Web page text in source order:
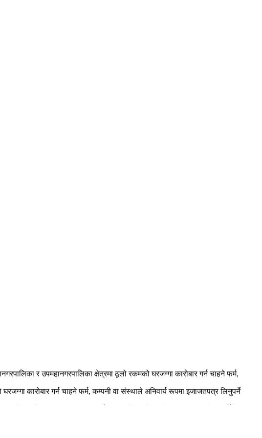
र उपमहानगरपालिका क्षेत्रमा ठूलो रकमको घरजग्गा कारोबार गर्न चाहने फर्म,
कारोबार गर्न चाहने फर्म, कम्पनी वा संस्थाले अनिवार्य रूपमा इजाजतपत्र लिनुपर्ने
वा संस्थाका सञ्चालक सदस्यले नेपाल प्रहरीको केन्द्रीय अपराध सूचना अभिलेखालयको